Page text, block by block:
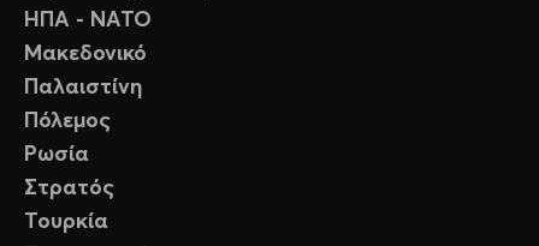
ΗΠΑ - ΝΑΤΟ
Μακεδονικό
Παλαιστίνη
Πόλεμος
Ρωσία
Στρατός
Τουρκία